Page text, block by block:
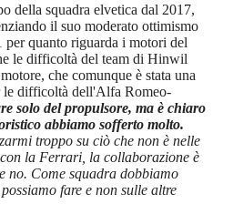
della squadra elvetica dal 2017,
il suo moderato ottimismo
per quanto riguarda i motori del
le difficoltà del team di Hinwil
che comunque è stata una
le difficoltà dell'Alfa Romeo-
solo del propulsore, ma è chiaro
abbiamo sofferto molto.
troppo su ciò che non è nelle
la Ferrari, la collaborazione è
no. Come squadra dobbiamo
fare e non sulle altre